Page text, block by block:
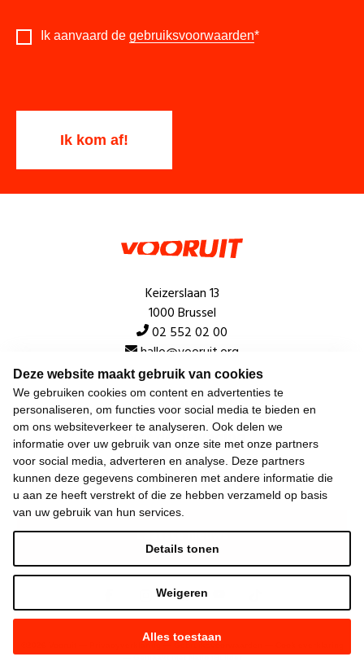
Deze website maakt gebruik van cookies
We gebruiken cookies om content en advertenties te
personaliseren, om functies voor social media te bieden en
om ons websiteverkeer te analyseren. Ook delen we
informatie over uw gebruik van onze site met onze partners
voor social media, adverteren en analyse. Deze partners
kunnen deze gegevens combineren met andere informatie die
u aan ze heeft verstrekt of die ze hebben verzameld op basis
van uw gebruik van hun services.
Alles toestaan
Weigeren
Details tonen
Ik aanvaard de gebruiksvoorwaarden*
Keizerslaan 13
1000 Brussel
02 552 02 00
hallo@vooruit.org
Snel
Over de beweging
Algemeen
Laatste nieuws
—Gemaakt met NationBuilder